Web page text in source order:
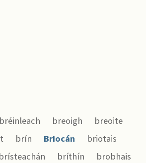
bréinleach breoigh
breoite
brín Briocán
briotais
brísteachán bríthín
brobhais